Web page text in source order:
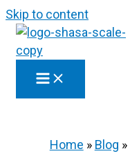
Skip to content
Home » Blog »